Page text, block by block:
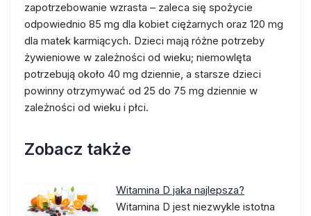
zapotrzebowanie wzrasta – zaleca się spożycie
odpowiednio 85 mg dla kobiet ciężarnych oraz 120 mg
dla matek karmiących. Dzieci mają różne potrzeby
żywieniowe w zależności od wieku; niemowlęta
potrzebują około 40 mg dziennie, a starsze dzieci
powinny otrzymywać od 25 do 75 mg dziennie w
zależności od wieku i płci.
Zobacz także
Witamina D jaka najlepsza?
Witamina D jest niezwykle istotna